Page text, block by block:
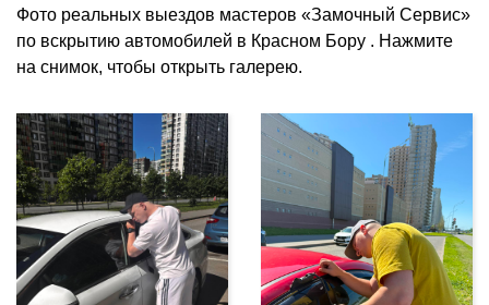
Фото реальных выездов мастеров «Замочный Сервис»
по вскрытию автомобилей в Красном Бору . Нажмите
на снимок, чтобы открыть галерею.